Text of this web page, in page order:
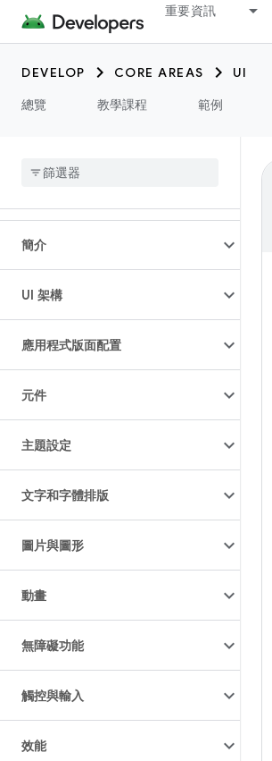
重要資訊
DEVELOP CORE AREAS
UI
總覽
教學課程 範例
簡介
UI 架構
應用程式版面配置
元件
主題設定
文字和字體排版
圖片與圖形
動畫
無障礙功能
觸控與輸入
效能